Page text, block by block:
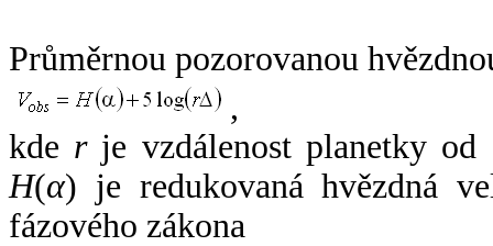
Průměrnou pozorovanou
,
kde rje vzdálenost planetky od
H(α) je redukovaná hvězdná
fázového zákona